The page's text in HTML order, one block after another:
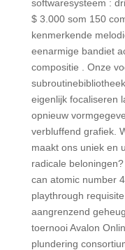
softwaresysteem :
$ 3.000 som 150
kenmerkende
eenarmige bandiet
compositie . Onze
eigenlijk focaliseren
opnieuw
verbluffend grafiek.
maakt ons uniek en
radicale
can atomic number
playthrough
aangrenzend
toernooi Avalon
plundering